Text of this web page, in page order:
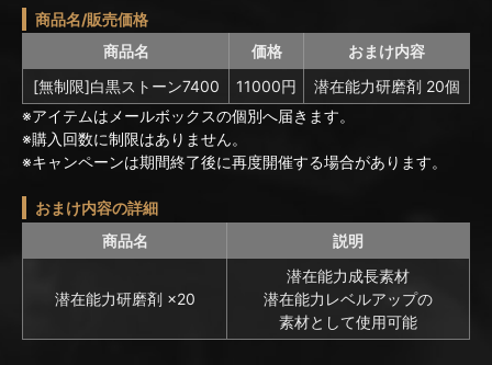
商品名/販売価格
商品名
価格
おまけ内容
[無制限]白黒ストーン7400
11000円
潜在能力研磨剤 20個
※アイテムはメールボックスの個別へ届きます。
※購入回数に制限はありません。
※キャンペーンは期間終了後に再度開催する場合があります。
おまけ内容の詳細
商品名
説明
潜在能力研磨剤 ×20
潜在能力成長素材
潜在能力レベルアップの
素材として使用可能